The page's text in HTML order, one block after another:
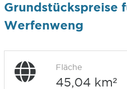
Grundstückspreise
Werfenweng
Fläche
45,04 km²